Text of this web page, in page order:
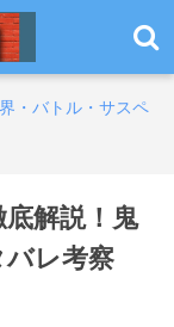
・バトル・サスペ
解説！鬼
レ考察